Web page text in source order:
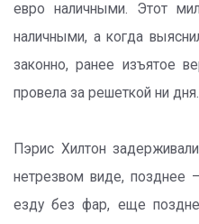
евро наличными. Этот
наличными, а когда
законно, ранее изъятое
провела за решеткой ни дня.
Пэрис Хилтон
нетрезвом виде, позднее
езду без фар, еще